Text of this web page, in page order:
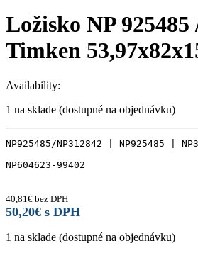
Ložisko NP 925485
Timken
Availability:
1 na sklade (dostupné na objednávku)
NP925485/NP312842 | NP925485 |
NP604623-99402
40,81 € bez DPH
50,20€ s DPH
1 na sklade (dostupné na objednávku)